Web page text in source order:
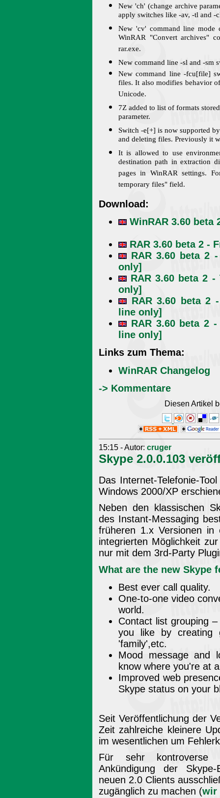
New 'ch' (change archive
apply switches like -av, -tl and -
New 'cv' command line mode
WinRAR "Convert archives"
rar.exe.
New command line -sl and -sm
New command line -fcu[file]
files. It also modifies behavior
Unicode.
7Z added to list of formats
parameter.
Switch -e[+] is now supported
and deleting files. Previously it
It is allowed to use
destination path in extraction
pages in WinRAR settings.
temporary files" field.
Download:
WinRAR 3.60 beta
RAR 3.60 beta 2 -
RAR 3.60 beta 2
only]
RAR 3.60 beta 2
only]
RAR 3.60 beta 2
line only]
RAR 3.60 beta 2
line only]
Links zum Thema:
WinRAR Changelog
-> Kommentare
Diesen Artikel
15:15 - Autor: cruger
Skype 2.0.0.103
Das Internet-Telefonie-
Windows 2000/XP
Neben den klassischen
des Instant-Messaging
früheren 1.x Versionen in
integrierten Möglichkeit
nur mit dem 3rd-Party
What are the new Skype
Best ever call quality.
One-to-one video
world.
Contact list grouping
you like by creating
'family',etc.
Mood message and
know where you're at
Improved web
Skype status on your
Seit Veröffentlichung der
Zeit zahlreiche kleinere
im wesentlichen um
Für sehr kontroverse
Ankündigung der
neuen 2.0 Clients
zugänglich zu machen (wir